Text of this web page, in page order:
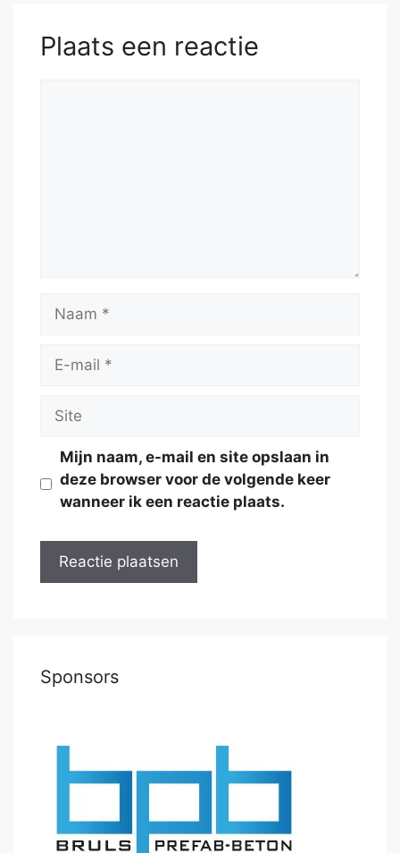
Plaats een reactie
Naam
Site
Mijn naam, e-mail en site opslaan in
deze browser voor de volgende keer
wanneer ik een reactie plaats.
Sponsors